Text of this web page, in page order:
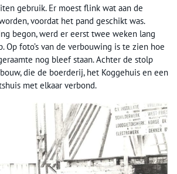
gebruik. Er moest flink wat aan de
voordat het pand geschikt was.
begon, werd er eerst twee weken lang
Op foto’s van de verbouwing is te zien hoe
nog bleef staan. Achter de stolp
die de boerderij, het Koggehuis en een
met elkaar verbond.